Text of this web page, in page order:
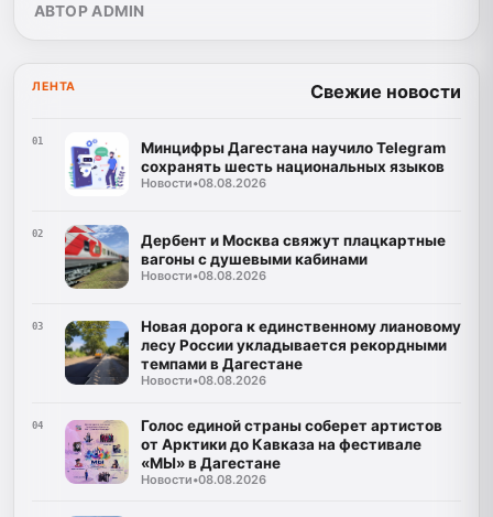
АВТОР ADMIN
ЛЕНТА Свежие новости
01
Минцифры Дагестана научило Telegram
сохранять шесть национальных языков
Новости•08.08.2026
02
Дербент и Москва свяжут плацкартные
вагоны с душевыми кабинами
Новости•08.08.2026
03
Новая дорога к единственному лиановому
лесу России укладывается рекордными
темпами в Дагестане
Новости•08.08.2026
04
Голос единой страны соберет артистов
от Арктики до Кавказа на фестивале
«МЫ» в Дагестане
Новости•08.08.2026